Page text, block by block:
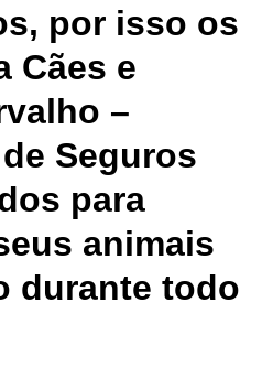
por isso os
Cães e
–
Seguros
para
animais
durante todo